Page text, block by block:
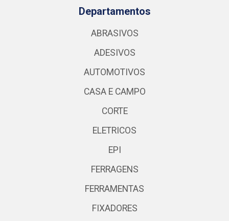
Departamentos
ABRASIVOS
ADESIVOS
AUTOMOTIVOS
CASA E CAMPO
CORTE
ELETRICOS
EPI
FERRAGENS
FERRAMENTAS
FIXADORES